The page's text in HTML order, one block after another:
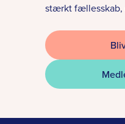
stærkt fællesskab,